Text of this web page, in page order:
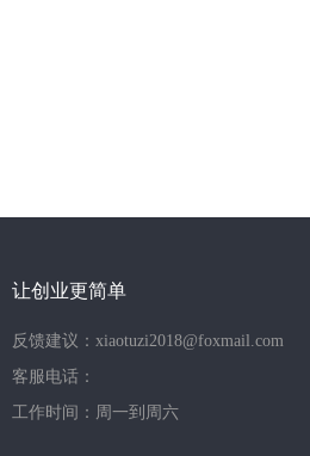
让创业更简单
反馈建议：xiaotuzi2018@foxmail.com
客服电话：
工作时间：周一到周六